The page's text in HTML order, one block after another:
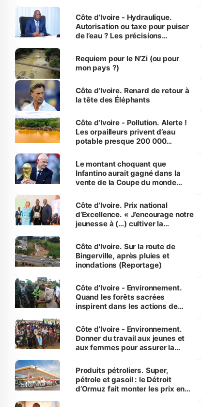
Côte d’Ivoire - Hydraulique.
Autorisation ou taxe pour puiser
de l’eau ? Les précisions
Requiem pour le N’Zi (ou pour
mon pays ?)
Côte d’Ivoire. Renard de retour à
la tête des Éléphants
Côte d’Ivoire - Pollution. Alerte !
Les orpailleurs privent d’eau
potable presque 200 000
Le montant choquant que
Infantino aurait gagné dans la
vente de la Coupe du monde
Côte d’Ivoire. Prix national
d’Excellence. « J’encourage notre
jeunesse à (…) cultiver la
(Alassane Ouattara
Côte d'Ivoire. Sur la route de
Bingerville, après pluies et
inondations (Reportage)
Côte d’Ivoire - Environnement.
Quand les forêts sacrées
inspirent dans les actions de
Côte d’Ivoire - Environnement.
Donner du travail aux jeunes et
aux femmes pour assurer la
menacées
Produits pétroliers. Super,
pétrole et gasoil : le Détroit
d’Ormuz fait monter les prix en